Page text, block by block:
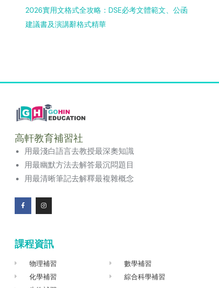
2026實用文格式全攻略：DSE必考文體範文、公函
建議書及演講辭格式精華
高軒教育補習社
用最淺白語言去教授最深奧知識
用最幽默方法去解答最沉悶題目
用最清晰筆記去解釋最複雜概念
F
a
o
o
I
n
g
r
a
課程資訊
物理補習
化學補習
數學補習
綜合科學補習